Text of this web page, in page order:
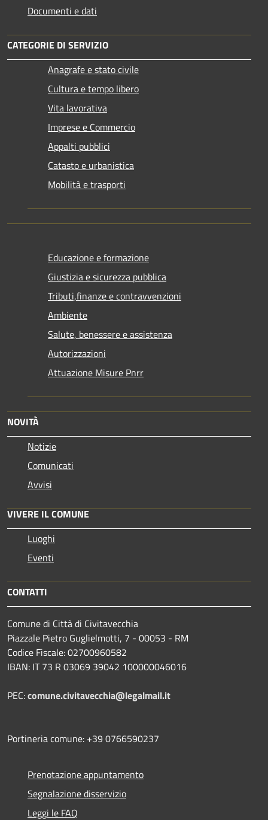
Documenti e dati
CATEGORIE DI SERVIZIO
Anagrafe e stato civile
Cultura e tempo libero
Vita lavorativa
Imprese e Commercio
Appalti pubblici
Catasto e urbanistica
Mobilità e trasporti
Educazione e formazione
Giustizia e sicurezza pubblica
Tributi,finanze e contravvenzioni
Ambiente
Salute, benessere e assistenza
Autorizzazioni
Attuazione Misure Pnrr
NOVITÀ
Notizie
Comunicati
Avvisi
VIVERE IL COMUNE
Luoghi
Eventi
CONTATTI
Comune di Città di Civitavecchia
Piazzale Pietro Guglielmotti, 7 - 00053 - RM
Codice Fiscale: 02700960582
IBAN: IT 73 R 03069 39042 100000046016
PEC:comune.civitavecchia@legalmail.it
Portineria comune: +39 0766590237
Prenotazione appuntamento
Segnalazione disservizio
Leggi le FAQ